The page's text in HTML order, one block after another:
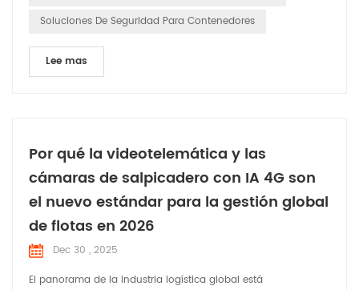
Soluciones De Seguridad Para Contenedores
Lee mas
Por qué la videotelemática y las
cámaras de salpicadero con IA 4G son
el nuevo estándar para la gestión global
de flotas en 2026
Dec 30 , 2025
El panorama de la industria logística global está